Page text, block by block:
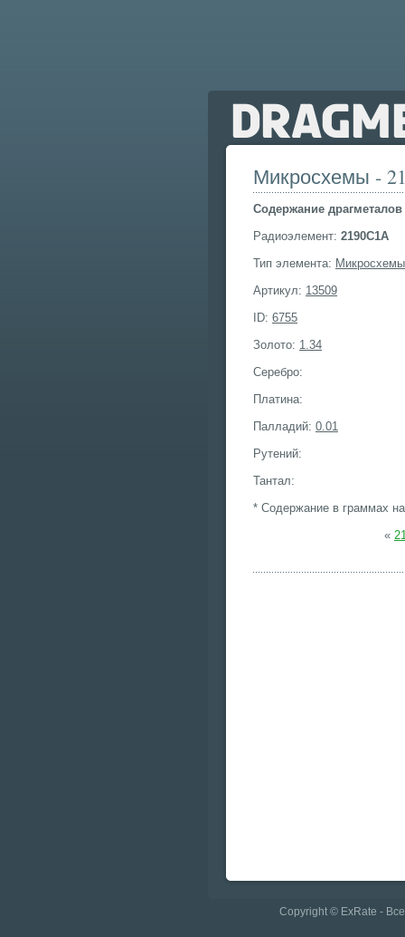
Микросхемы -
Cодержание
Радиоэлемент: 2190С1А
Тип элемента: Микросхемы
Артикул: 13509
ID: 6755
Золото: 1.34
Серебро:
Платина:
Палладий: 0.01
Рутений:
Тантал:
* Содержание в граммах
«
Copyright © ExRate -